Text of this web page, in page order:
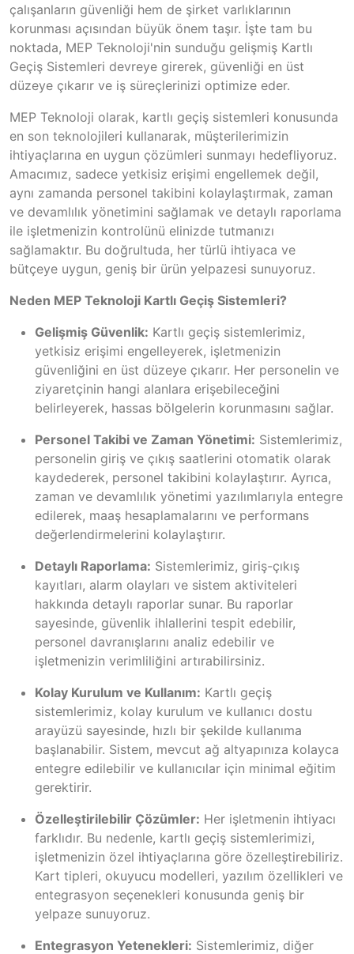
çalışanların güvenliği hem de şirket varlıklarının
korunması açısından büyük önem taşır. İşte tam bu
noktada, MEP Teknoloji'nin sunduğu gelişmiş Kartlı
Geçiş Sistemleri devreye girerek, güvenliği en üst
düzeye çıkarır ve iş süreçlerinizi optimize eder.
MEP Teknoloji olarak, kartlı geçiş sistemleri konusunda
en son teknolojileri kullanarak, müşterilerimizin
ihtiyaçlarına en uygun çözümleri sunmayı hedefliyoruz.
Amacımız, sadece yetkisiz erişimi engellemek değil,
aynı zamanda personel takibini kolaylaştırmak, zaman
ve devamlılık yönetimini sağlamak ve detaylı raporlama
ile işletmenizin kontrolünü elinizde tutmanızı
sağlamaktır. Bu doğrultuda, her türlü ihtiyaca ve
bütçeye uygun, geniş bir ürün yelpazesi sunuyoruz.
Neden MEP Teknoloji Kartlı Geçiş Sistemleri?
Gelişmiş Güvenlik: Kartlı geçiş sistemlerimiz,
yetkisiz erişimi engelleyerek, işletmenizin
güvenliğini en üst düzeye çıkarır. Her personelin ve
ziyaretçinin hangi alanlara erişebileceğini
belirleyerek, hassas bölgelerin korunmasını sağlar.
Personel Takibi ve Zaman Yönetimi: Sistemlerimiz,
personelin giriş ve çıkış saatlerini otomatik olarak
kaydederek, personel takibini kolaylaştırır. Ayrıca,
zaman ve devamlılık yönetimi yazılımlarıyla entegre
edilerek, maaş hesaplamalarını ve performans
değerlendirmelerini kolaylaştırır.
Detaylı Raporlama: Sistemlerimiz, giriş-çıkış
kayıtları, alarm olayları ve sistem aktiviteleri
hakkında detaylı raporlar sunar. Bu raporlar
sayesinde, güvenlik ihlallerini tespit edebilir,
personel davranışlarını analiz edebilir ve
işletmenizin verimliliğini artırabilirsiniz.
Kolay Kurulum ve Kullanım: Kartlı geçiş
sistemlerimiz, kolay kurulum ve kullanıcı dostu
arayüzü sayesinde, hızlı bir şekilde kullanıma
başlanabilir. Sistem, mevcut ağ altyapınıza kolayca
entegre edilebilir ve kullanıcılar için minimal eğitim
gerektirir.
Özelleştirilebilir Çözümler: Her işletmenin ihtiyacı
farklıdır. Bu nedenle, kartlı geçiş sistemlerimizi,
işletmenizin özel ihtiyaçlarına göre özelleştirebiliriz.
Kart tipleri, okuyucu modelleri, yazılım özellikleri ve
entegrasyon seçenekleri konusunda geniş bir
yelpaze sunuyoruz.
Entegrasyon Yetenekleri: Sistemlerimiz, diğer